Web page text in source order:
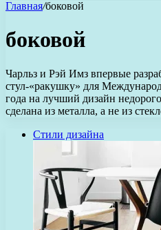
Главная/боковой
боковой
Чарльз и Рэй Имз впервые
стул-«ракушку» для
года на лучший дизайн
сделана из металла, а не из
Стили дизайна